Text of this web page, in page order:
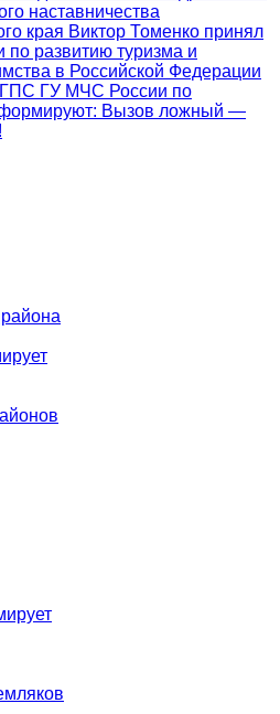
наставничества
края Виктор Томенко принял
по развитию туризма и
в Российской Федерации
ГУ МЧС России по
Вызов ложный —